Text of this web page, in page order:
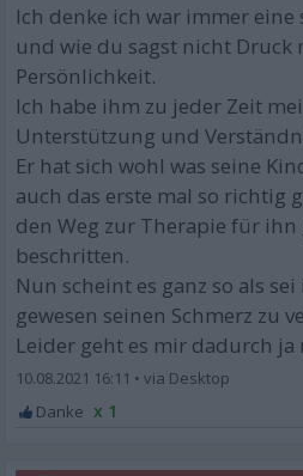
Ich denke ich war immer
und wie du sagst nicht Druck
Persönlichkeit.
Ich habe ihm zu jeder Zeit
Unterstützung und
Er hat sich wohl was seine
auch das erste mal so richtig
den Weg zur Therapie für ihn
beschritten.
Nun scheint es ganz so als
gewesen seinen Schmerz zu
Leider geht es mir dadurch
10.08.2021 16:11 •
x 1